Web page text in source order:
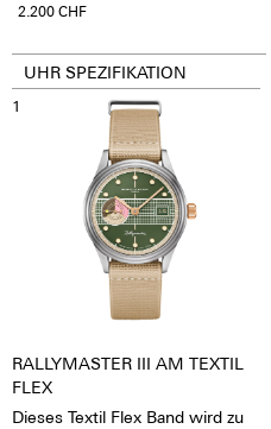
2.200CHF
UHR SPEZIFIKATION
1
RALLYMASTER III AM TEXTIL
FLEX
Dieses Textil Flex Band wird zu